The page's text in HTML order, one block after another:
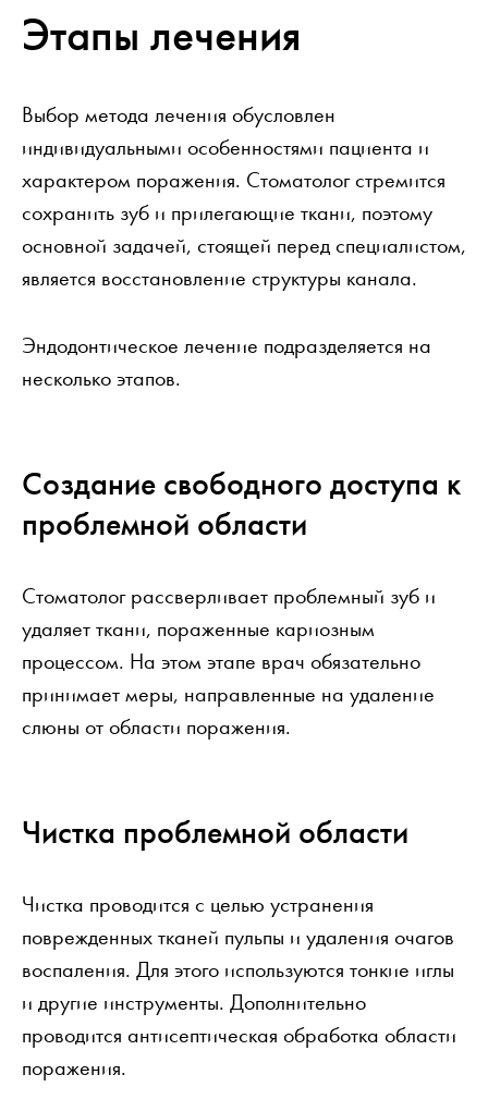
Этапы лечения
Выбор метода лечения обусловлен
индивидуальными особенностями пациента и
характером поражения. Стоматолог стремится
сохранить зуб и прилегающие ткани, поэтому
основной задачей, стоящей перед специалистом,
является восстановление структуры канала.
Эндодонтическое лечение подразделяется на
несколько этапов.
Создание свободного доступа к
проблемной области
Стоматолог рассверливает проблемный зуб и
удаляет ткани, пораженные кариозным
процессом. На этом этапе врач обязательно
принимает меры, направленные на удаление
слюны от области поражения.
Чистка проблемной области
Чистка проводится с целью устранения
поврежденных тканей пульпы и удаления очагов
воспаления. Для этого используются тонкие иглы
и другие инструменты. Дополнительно
проводится антисептическая обработка области
поражения.